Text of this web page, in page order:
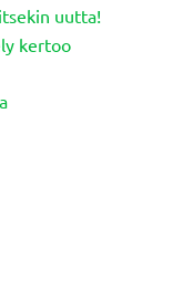
uutta!
kertoo